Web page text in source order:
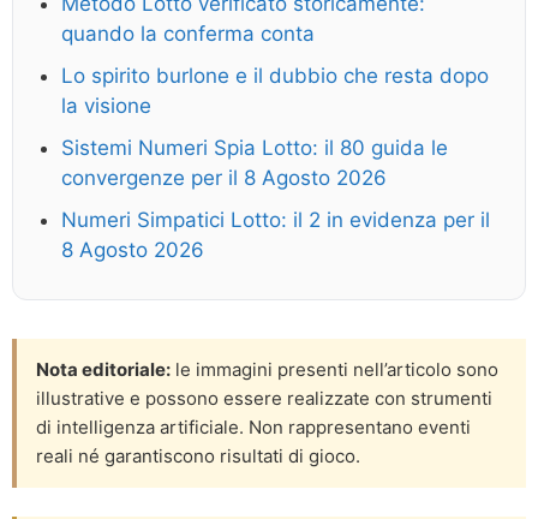
quando la conferma conta
Lo spirito burlone e il dubbio che resta dopo
la visione
Sistemi Numeri Spia Lotto: il 80 guida le
convergenze per il 8 Agosto 2026
Numeri Simpatici Lotto: il 2 in evidenza per il
8 Agosto 2026
Nota editoriale: le immagini presenti nell’articolo sono
illustrative e possono essere realizzate con strumenti
di intelligenza artificiale. Non rappresentano eventi
reali né garantiscono risultati di gioco.